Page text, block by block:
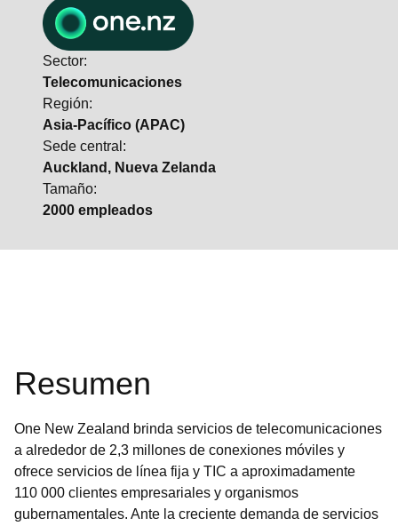
Sector:
Telecomunicaciones
Región:
Asia-Pacífico (APAC)
Sede central:
Auckland, Nueva Zelanda
Tamaño:
2000 empleados
Resumen
One New Zealand brinda servicios de telecomunicaciones
a alrededor de 2,3 millones de conexiones móviles y
ofrece servicios de línea fija y TIC a aproximadamente
110 000 clientes empresariales y organismos
gubernamentales. Ante la creciente demanda de servicios